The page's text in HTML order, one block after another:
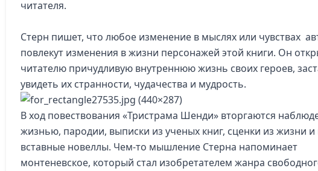
читателя.
Стерн пишет, что любое изменение в мыслях или чувствах
повлекут изменения в жизни персонажей этой книги. Он
читателю причудливую внутреннюю жизнь своих героев,
увидеть их странности, чудачества и мудрость.
В ход повествования «Тристрама Шенди» вторгаются
жизнью, пародии, выписки из ученых книг, сценки из жизни
вставные новеллы. Чем-то мышление Стерна напоминает
монтеневское, который стал изобретателем жанра